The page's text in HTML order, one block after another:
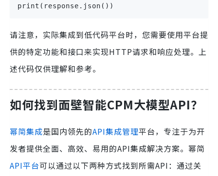
print(response.json())
请注意，实际集成到低代码平台时，您需要使用平台提
供的特定功能和接口来实现HTTP请求和响应处理。上
述代码仅供理解和参考。
如何找到面壁智能CPM大模型API？
幂简集成是国内领先的API集成管理平台，专注于为开
发者提供全面、高效、易用的API集成解决方案。幂简
API平台可以通过以下两种方式找到所需API：通过关